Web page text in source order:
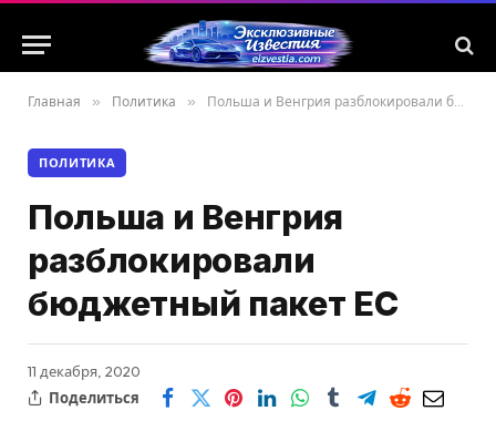
Главная » Политика » Польша и Венгрия разблокировали бюджетный пакет ЕС
ПОЛИТИКА
Польша и Венгрия
разблокировали
бюджетный пакет ЕС
11 декабря, 2020
Поделиться